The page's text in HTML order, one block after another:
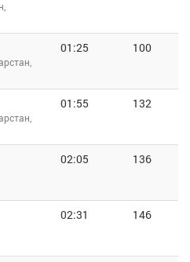
01:25 100
01:55 132
02:05 136
02:31 146